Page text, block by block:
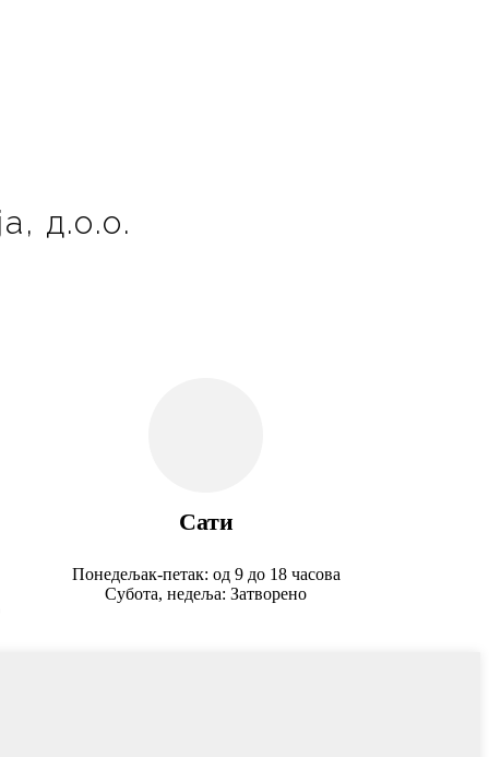
д.о.о.
Сати
Понедељак-петак: од 9 до 18 часова
Субота, недеља: Затворено